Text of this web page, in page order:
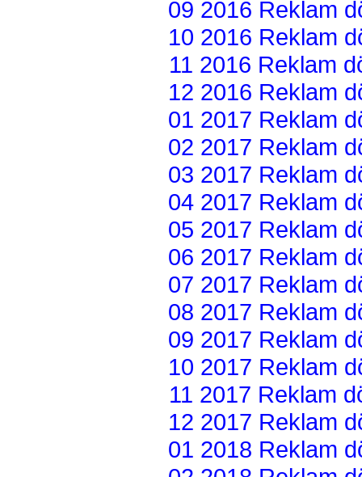
09 2016 Reklam
10 2016 Reklam
11 2016 Reklam
12 2016 Reklam
01 2017 Reklam
02 2017 Reklam
03 2017 Reklam
04 2017 Reklam
05 2017 Reklam
06 2017 Reklam
07 2017 Reklam
08 2017 Reklam
09 2017 Reklam
10 2017 Reklam
11 2017 Reklam
12 2017 Reklam
01 2018 Reklam